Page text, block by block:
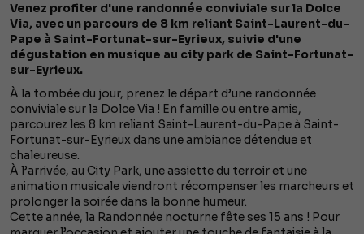
Venez profiter d'une randonnée conviviale sur la Dolce
Via, avec un parcours de 8 km reliant Saint-Laurent-du-
Pape à Saint-Fortunat-sur-Eyrieux, suivie d'une
dégustation en musique au city park de Saint-Fortunat-
sur-Eyrieux.
À la tombée du jour, prenez le départ d’une randonnée
conviviale sur la Dolce Via ! En famille ou entre amis,
parcourez les 8 km reliant Saint-Laurent-du-Pape à Saint-
Fortunat-sur-Eyrieux dans une ambiance détendue et
chaleureuse.
À l’arrivée, au City Park, une assiette du terroir et une
animation musicale viendront récompenser les marcheurs et
prolonger la soirée dans la bonne humeur.
Cette année, la Randonnée nocturne fête ses 15 ans ! Pour